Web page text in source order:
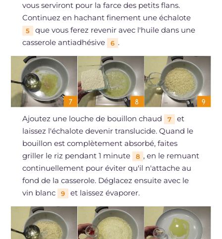
vous serviront pour la farce des petits flans.
Continuez en hachant finement une échalote
5
que vous ferez revenir avec l'huile dans une
casserole antiadhésive
6 .
Ajoutez une louche de bouillon chaud 7
et
laissez l'échalote devenir translucide. Quand le
bouillon est complètement absorbé, faites
griller le riz pendant 1 minute
8 , en le remuant
continuellement pour éviter qu'il n'attache au
fond de la casserole. Déglacez ensuite avec le
vin blanc
9 et laissez évaporer.